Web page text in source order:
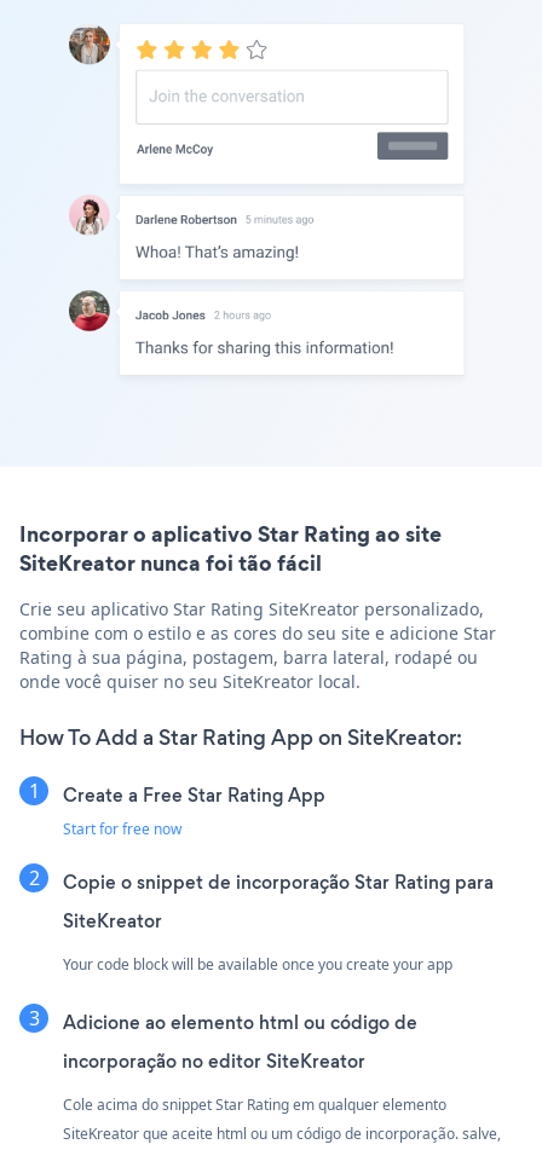
Incorporar o aplicativo Star Rating ao site
SiteKreator nunca foi tão fácil
Crie seu aplicativo Star Rating SiteKreator personalizado,
combine com o estilo e as cores do seu site e adicione Star
Rating à sua página, postagem, barra lateral, rodapé ou
onde você quiser no seu SiteKreator local.
How To Add a Star Rating App on SiteKreator:
Create a Free Star Rating App
Start for free now
Copie o snippet de incorporação Star Rating para
SiteKreator
Your code block will be available once you create your app
Adicione ao elemento html ou código de
incorporação no editor SiteKreator
Cole acima do snippet Star Rating em qualquer elemento
SiteKreator que aceite html ou um código de incorporação. salve,